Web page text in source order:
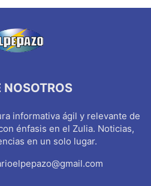
NOSOTROS
informativa ágil y relevante de
énfasis en el Zulia. Noticias,
en un solo lugar.